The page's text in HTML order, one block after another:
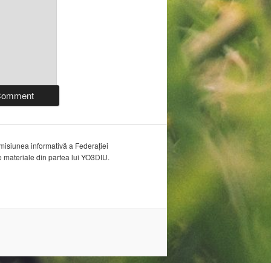
informativă a Federației
din partea lui YO3DIU.